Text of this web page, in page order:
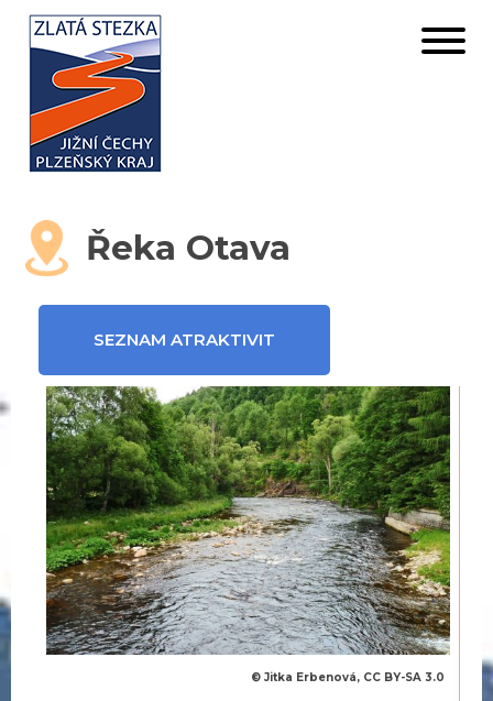
Řeka Otava
SEZNAM ATRAKTIVIT
© Jitka Erbenová, CC BY-SA 3.0